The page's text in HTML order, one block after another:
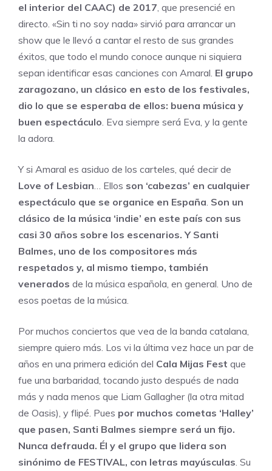
el interior del CAAC) de 2017 , que presencié en
directo. «Sin ti no soy nada» sirvió para arrancar un
show que le llevó a cantar el resto de sus grandes
éxitos, que todo el mundo conoce aunque ni siquiera
sepan identificar esas canciones con Amaral. El grupo
zaragozano, un clásico en esto de los festivales,
dio lo que se esperaba de ellos: buena música y
buen espectáculo . Eva siempre será Eva, y la gente
la adora.
Y si Amaral es asiduo de los carteles, qué decir de
Love of Lesbian … Ellos son ‘cabezas’ en cualquier
espectáculo que se organice en España Son un
clásico de la música ‘indie’ en este país con sus
casi 30 años sobre los escenarios. Y Santi
Balmes, uno de los compositores más
respetados y, al mismo tiempo, también
venerados de la música española, en general. Uno de
esos poetas de la música.
Por muchos conciertos que vea de la banda catalana,
siempre quiero más. Los vi la última vez hace un par de
años en una primera edición del Cala Mijas Fest que
fue una barbaridad, tocando justo después de nada
más y nada menos que Liam Gallagher (la otra mitad
de Oasis), y flipé. Pues por muchos cometas ‘Halley’
que pasen, Santi Balmes siempre será un fijo.
Nunca defrauda. Él y el grupo que lidera son
sinónimo de FESTIVAL, con letras mayúsculas . Su